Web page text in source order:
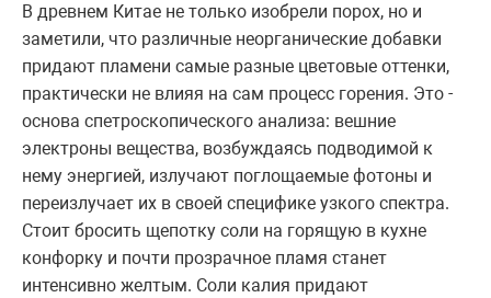
В древнем Китае не только изобрели порох, но и
заметили, что различные неорганические добавки
придают пламени самые разные цветовые оттенки,
практически не влияя на сам процесс горения. Это -
основа спетроскопического анализа: вешние
электроны вещества, возбуждаясь подводимой к
нему энергией, излучают поглощаемые фотоны и
переизлучает их в своей специфике узкого спектра.
Стоит бросить щепотку соли на горящую в кухне
конфорку и почти прозрачное пламя станет
интенсивно желтым. Соли калия придают